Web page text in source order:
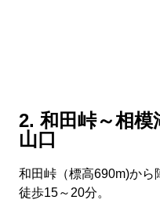
2. 和田峠～相模
山口
和田峠（標高690m)から
徒歩15～20分。